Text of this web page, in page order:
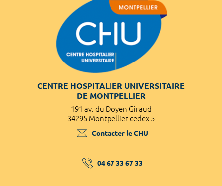
CENTRE HOSPITALIER UNIVERSITAIRE
DE MONTPELLIER
191 av. du Doyen Giraud
34295 Montpellier cedex 5
Contacter le CHU
04 67 33 67 33